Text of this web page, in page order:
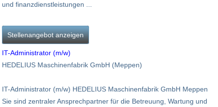
und finanzdienstleistungen ...
Stellenangebot anzeigen
IT-Administrator (m/w)
HEDELIUS Maschinenfabrik GmbH (Meppen)
IT-Administrator (m/w) HEDELIUS Maschinenfabrik GmbH Meppen
Sie sind zentraler Ansprechpartner für die Betreuung, Wartung und